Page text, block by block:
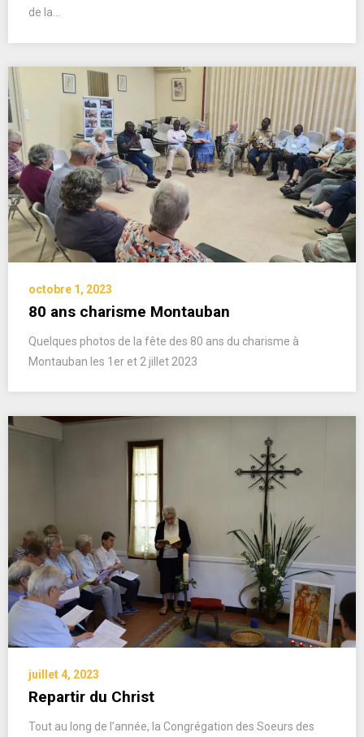
de la…
octobre 1, 2023
80 ans charisme Montauban
Quelques photos de la fête des 80 ans du charisme à
Montauban les 1er et 2 jillet 2023
juillet 4, 2023
Repartir du Christ
Tout au long de l’année, la Congrégation des Soeurs des